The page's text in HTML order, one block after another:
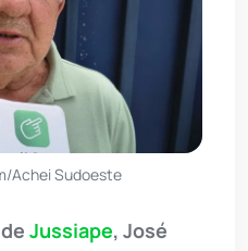
Achei Sudoeste
Jussiape, José